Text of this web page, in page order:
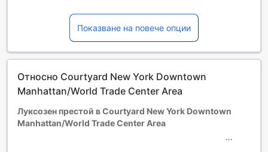
Безплатен престой, ако се използват наличните легла.
Гостите, навършили {0} години, се считат за възрастни
Възможността за допълнителни легла зависи от
избрания тип стая. За повече информация вижте
При резервиране на повече от 5 стаи е възможно да се
прилагат различни условия и допълнителни плащания.
Показване на повече опции
Относно Courtyard New York Downtown
Manhattan/World Trade Center Area
Луксозен престой в Courtyard New York Downtown
Manhattan/World Trade Center Area